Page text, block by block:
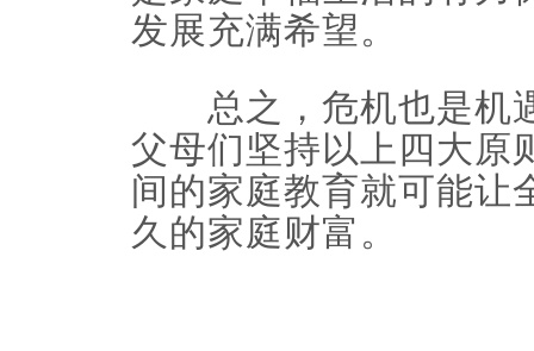
发展充满希望。
总之，危机也是机
父母们坚持以上四大原
间的家庭教育就可能让
久的家庭财富。